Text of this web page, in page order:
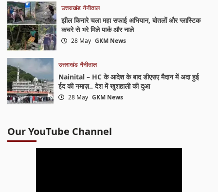
उत्तराखंड नैनीताल
झील किनारे चला महा सफाई अभियान, बोतलों और प्लास्टिक
कचरे से भरे मिले पार्क और नाले
28 May GKM News
उत्तराखंड नैनीताल
Nainital – HC के आदेश के बाद डीएसए मैदान में अदा हुई
ईद की नमाज़.. देश में खुशहाली की दुआ
28 May GKM News
Our YouTube Channel